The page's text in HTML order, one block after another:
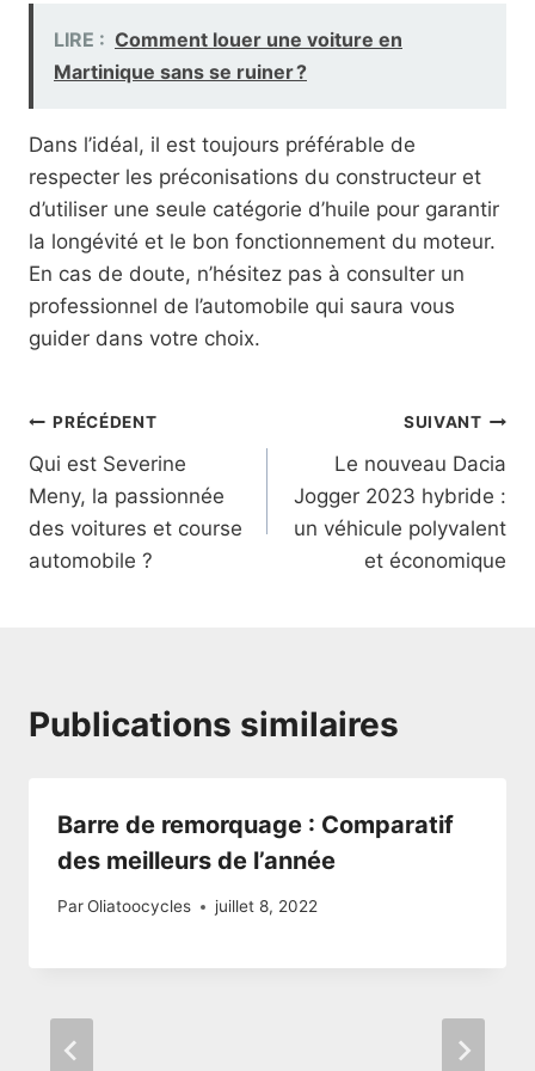
LIRE : Comment louer une voiture en
Martinique sans se ruiner ?
Dans l’idéal, il est toujours préférable de
respecter les préconisations du constructeur et
d’utiliser une seule catégorie d’huile pour garantir
la longévité et le bon fonctionnement du moteur.
En cas de doute, n’hésitez pas à consulter un
professionnel de l’automobile qui saura vous
guider dans votre choix.
Navigation
de
l’article
PRÉCÉDENT
Qui est Severine
Meny, la passionnée
des voitures et course
automobile ?
SUIVANT
Le nouveau Dacia
Jogger 2023 hybride :
un véhicule polyvalent
et économique
Publications similaires
Barre de remorquage : Comparatif
des meilleurs de l’année
ParOliatoocycles juillet 8, 2022